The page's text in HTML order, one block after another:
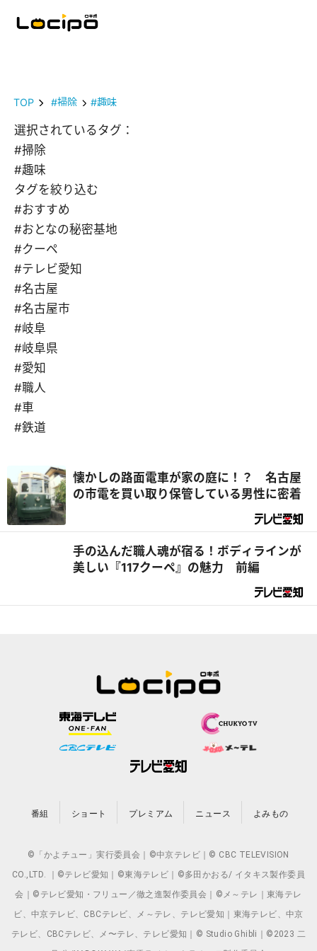
TOP #掃除 #趣味
選択されているタグ：
#掃除
#趣味
タグを絞り込む
#おすすめ
#おとなの秘密基地
#クーペ
#テレビ愛知
#名古屋
#名古屋市
#岐阜
#岐阜県
#愛知
#職人
#車
#鉄道
懐かしの路面電車が家の庭に！？ 名古屋
の市電を買い取り保管している男性に密着
手の込んだ職人魂が宿る！ボディラインが
美しい『117クーペ』の魅力 前編
番組 ショート プレミアム ニュース よみもの
©「かよチュー」実行委員会｜©中京テレビ｜© CBC TELEVISION
CO.,LTD. ｜©テレビ愛知｜©東海テレビ｜©多田かおる/ イタキス製作委員
会｜©テレビ愛知・フリュー／徹之進製作委員会｜©メ～テレ｜東海テレ
ビ、中京テレビ、CBCテレビ、メ～テレ、テレビ愛知｜東海テレビ、中京
テレビ、CBCテレビ、メ〜テレ、テレビ愛知｜© Studio Ghibli｜©2023 二